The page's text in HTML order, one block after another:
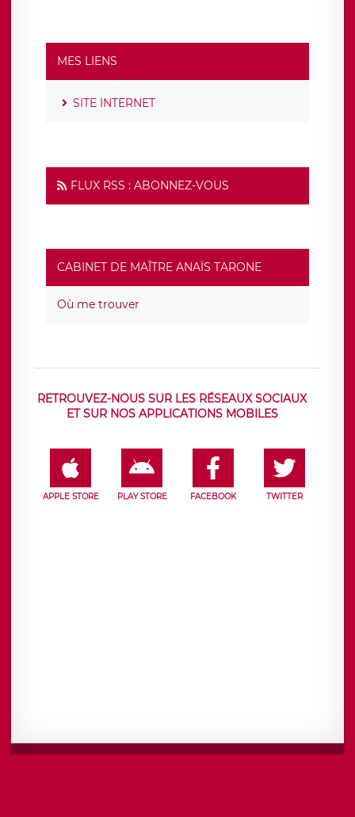
MES LIENS
SITE INTERNET
FLUX RSS : ABONNEZ-VOUS
CABINET DE MAÎTRE ANAÏS TARONE
Où me trouver
RETROUVEZ-NOUS SUR LES RÉSEAUX SOCIAUX
ET SUR NOS APPLICATIONS MOBILES
APPLE STORE PLAY STORE FACEBOOK TWITTER